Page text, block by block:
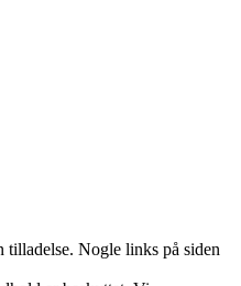
Nogle links på siden